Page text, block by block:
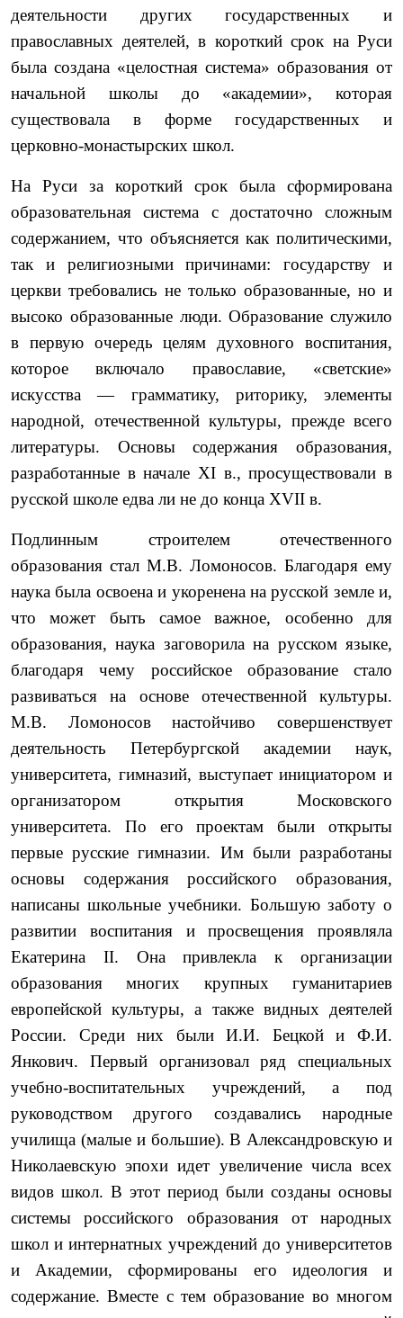
деятельности других государственных и
православных деятелей, в ко­роткий срок на Руси
была создана «целостная система» образо­вания от
начальной школы до «академии», которая
существова­ла в форме государственных и
церковно-монастырских школ.
На Руси за короткий срок была сформирована
образова­тельная система с достаточно сложным
содержанием, что объ­ясняется как политическими,
так и религиозными причинами: государству и
церкви требовались не только образованные, но и
высоко образованные люди. Образование служило
в первую очередь целям духовного воспитания,
которое включало православие, «светские»
искусства — грамматику, риторику, элементы
народной, отечественной культуры, прежде всего
литературы. Основы содержания образования,
разработанные в начале XI в., просуществовали в
русской школе едва ли не до конца XVII в.
Подлинным строителем отечественного
образования стал М.В. Ломоносов. Благодаря ему
наука была освоена и укоренена на русской земле и,
что может быть самое важное, особенно для
образования, наука заговорила на русском языке,
благодаря че­му российское образование стало
развиваться на основе отече­ственной культуры.
М.В. Ломоносов настойчиво совершенствует
деятельность Петербургской академии наук,
университета, гим­назий, выступает инициатором и
организатором открытия Мо­сковского
университета. По его проектам были открыты
первые русские гимназии. Им были разработаны
основы содержания российского образования,
написаны школьные учебники. Большую заботу о
развитии воспитания и просвещения проявляла
Екатерина II. Она привлекла к организации
образования многих крупных гуманитариев
европейской культуры, а также видных деятелей
России. Среди них были И.И. Бецкой и Ф.И.
Янкович. Первый организовал ряд специальных
учебно-воспитательных учреждений, а под
руководством другого созда­вались народные
училища (малые и большие). В Александровскую и
Николаевскую эпохи идет увеличение числа всех
видов школ. В этот период были созданы основы
системы российско­го образования от народных
школ и интернатных учреждений до университетов
и Академии, сформированы его идеология и
содержание. Вместе с тем образование во многом